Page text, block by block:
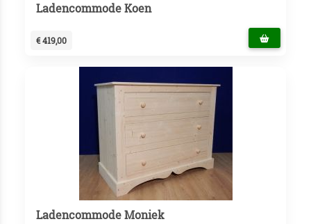
Ladencommode Koen
€ 419,00
Ladencommode Moniek